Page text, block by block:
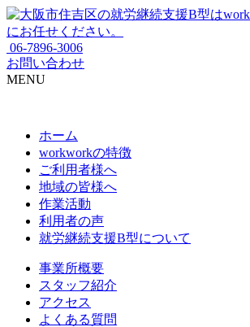
06-7896-3006
お問い合わせ
MENU
ホーム
workworkの特徴
ご利用者様へ
地域の皆様へ
作業活動
利用者の声
就労継続支援B型について
事業所概要
スタッフ紹介
アクセス
よくある質問